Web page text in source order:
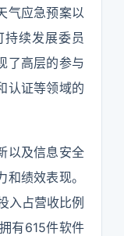
气应急预案以
续发展委员
了高层的参与
认证等领域的
以及信息安全
绩效表现。
入占营收比例
有615件软件